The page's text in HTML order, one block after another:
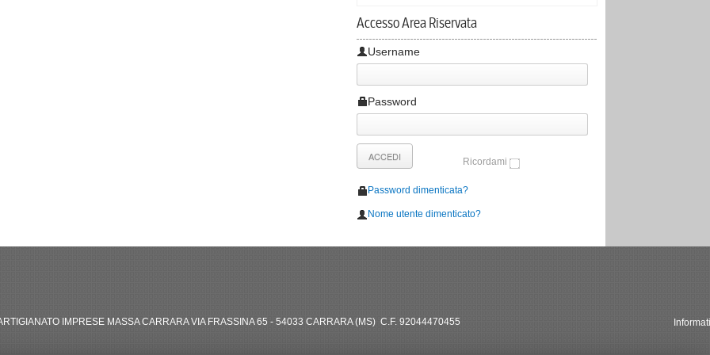
Accesso Area Riservata
Username
Password
Ricordami
Password dimenticata?
Nome utente dimenticato?
IMPRESE MASSA CARRARA VIA FRASSINA 65 - 54033 CARRARA (MS) C.F. 92044470455